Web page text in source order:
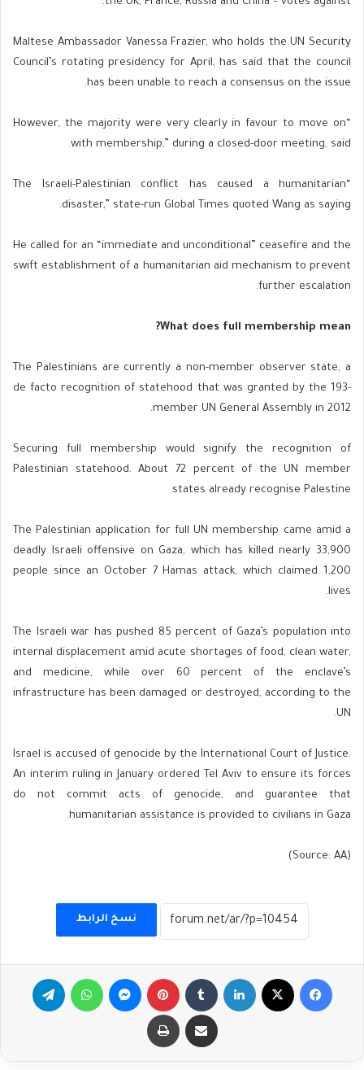
Maltese Ambassador Vanessa Frazier, who holds the UN Security
Council’s rotating presidency for April, has said that the council
has been unable to reach a consensus on the issue.
“However, the majority were very clearly in favour to move on
with membership,” during a closed-door meeting, said.
“The Israeli-Palestinian conflict has caused a humanitarian
disaster,” state-run Global Times quoted Wang as saying.
He called for an “immediate and unconditional” ceasefire and the
swift establishment of a humanitarian aid mechanism to prevent
further escalation.
What does full membership mean?
The Palestinians are currently a non-member observer state, a
de facto recognition of statehood that was granted by the 193-
member UN General Assembly in 2012.
Securing full membership would signify the recognition of
Palestinian statehood. About 72 percent of the UN member
states already recognise Palestine.
The Palestinian application for full UN membership came amid a
deadly Israeli offensive on Gaza, which has killed nearly 33,900
people since an October 7 Hamas attack, which claimed 1,200
lives.
The Israeli war has pushed 85 percent of Gaza’s population into
internal displacement amid acute shortages of food, clean water,
and medicine, while over 60 percent of the enclave’s
infrastructure has been damaged or destroyed, according to the
UN.
Israel is accused of genocide by the International Court of Justice.
An interim ruling in January ordered Tel Aviv to ensure its forces
do not commit acts of genocide, and guarantee that
humanitarian assistance is provided to civilians in Gaza.
(Source: AA)
نسخ الرابط
فيسبوك لينكدإن بينتيريست ماسنجر واتساب تيلقرام
مشاركة عبر البريد طباعة